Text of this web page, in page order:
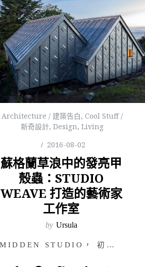
Architecture / 建築告白, Cool Stuff /
新奇設計, Design, Living
2016-08-02
蘇格蘭草浪中的發亮甲
殼蟲：STUDIO
WEAVE 打造的藝術家
工作室
by Ursula
MIDDEN STUDIO， 初看有點荒誕、原始的銀色小屋，棲息於蘇格蘭西海岸 Kintyre 半島…